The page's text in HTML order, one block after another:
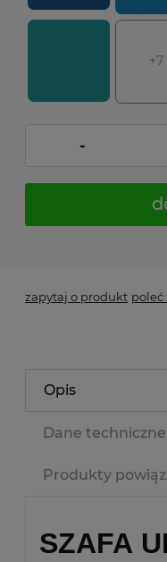
+7
-
zapytaj o produkt
Opis
Dane techniczne
Produkty
SZAFA